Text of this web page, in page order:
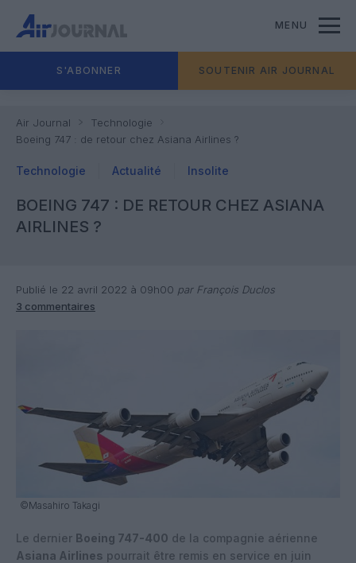
MENU
S'ABONNER SOUTENIR AIR JOURNAL
Air Journal
Technologie
Boeing 747 : de retour chez Asiana Airlines ?
Technologie Actualité Insolite
BOEING 747 : DE RETOUR CHEZ ASIANA
AIRLINES ?
Publié le 22 avril 2022 à 09h00 par François Duclos
3 commentaires
©Masahiro Takagi
Le dernier Boeing 747-400 de la compagnie aérienne
Asiana Airlines pourrait être remis en service en juin